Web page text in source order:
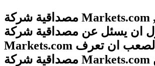
مصداقية شركة Markets.com , فعلاً من حق
ان يسئل عن مصداقية شركة
Markets.com و لكن من الصعب ان تعرف
مصداقية شركة Markets.com الا من